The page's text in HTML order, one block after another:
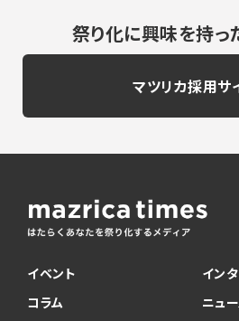
祭り化に興味を持っ
マツリカ採用サ
イベント
イン
コラム
ニュ